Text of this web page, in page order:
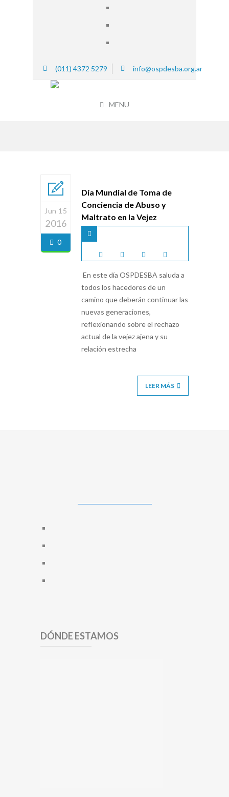
(011) 4372 5279 info@ospdesba.org.ar
MENU
Jun 15
2016
0
Día Mundial de Toma de
Conciencia de Abuso y
Maltrato en la Vejez
En este día OSPDESBA saluda a
todos los hacedores de un
camino que deberán continuar las
nuevas generaciones,
reflexionando sobre el rechazo
actual de la vejez ajena y su
relación estrecha
LEER MÁS
DÓNDE ESTAMOS